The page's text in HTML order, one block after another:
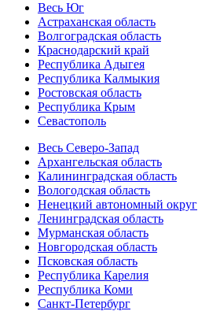
Весь Юг
Астраханская область
Волгоградская область
Краснодарский край
Республика Адыгея
Республика Калмыкия
Ростовская область
Республика Крым
Севастополь
Весь Северо-Запад
Архангельская область
Калининградская область
Вологодская область
Ненецкий автономный округ
Ленинградская область
Мурманская область
Новгородская область
Псковская область
Республика Карелия
Республика Коми
Санкт-Петербург